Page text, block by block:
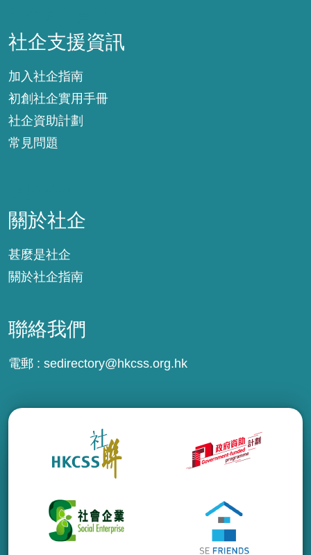
社企支援資訊
加入社企指南
初創社企實用手冊
社企資助計劃
常見問題
關於社企
甚麼是社企
關於社企指南
聯絡我們
電郵 : sedirectory@hkcss.org.hk